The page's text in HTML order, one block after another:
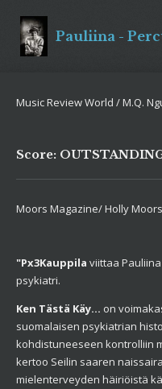
Siirry
pääsisältöön
Music Review World / M.Q.
Score:
Moors Magazine/ Holly Moors
"Px3Kauppila viittaa
psykiatri.
Ken Tästä Käy... on
suomalaisen psykiatrian
kohdistuneeseen kontrolliin
kertoo Seilin saaren
mielenterveyden häiriöistä